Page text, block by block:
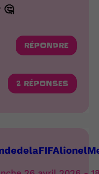
🤔
réactions
RÉPONDRE
2 RÉPONSES